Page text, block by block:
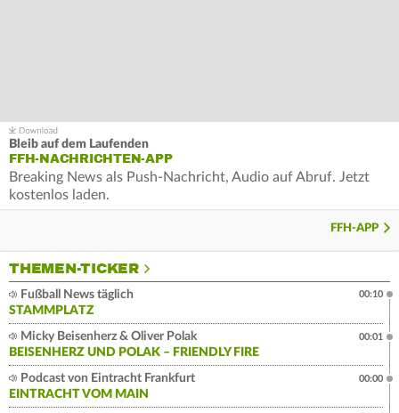
Bleib auf dem Laufenden
FFH-NACHRICHTEN-APP
Breaking News als Push-Nachricht, Audio auf Abruf. Jetzt
kostenlos laden.
FFH-APP
THEMEN-TICKER
Fußball News täglich
STAMMPLATZ
00:10
Micky Beisenherz & Oliver Polak
BEISENHERZ UND POLAK – FRIENDLY FIRE
00:01
Podcast von Eintracht Frankfurt
EINTRACHT VOM MAIN
00:00